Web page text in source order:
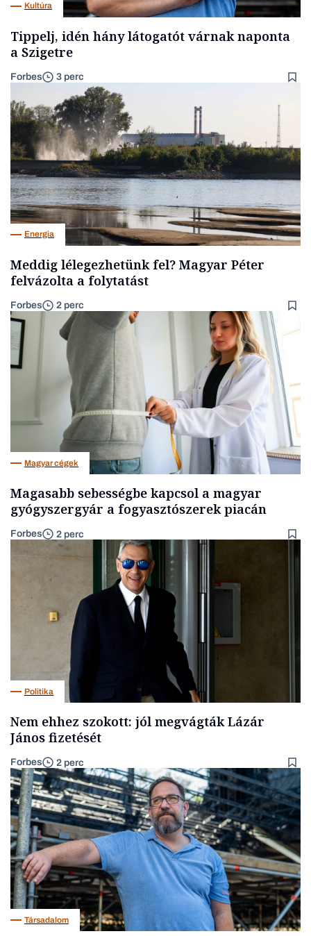
Kultúra
Tippelj, idén hány látogatót várnak naponta
a Szigetre
Forbes 3 perc
Energia
Meddig lélegezhetünk fel? Magyar Péter
felvázolta a folytatást
Forbes 2 perc
Magyar cégek
Magasabb sebességbe kapcsol a magyar
gyógyszergyár a fogyasztószerek piacán
Forbes 2 perc
Politika
Nem ehhez szokott: jól megvágták Lázár
János fizetését
Forbes 2 perc
Társadalom